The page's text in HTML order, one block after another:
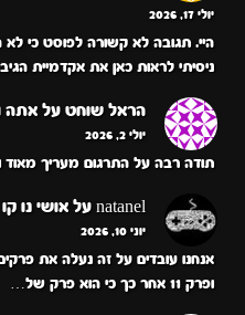
יולי 17, 2026
היי. תגובה לא קשורה לפוסט כי
ניסיתי לראות כאן את אקדמיית
הראל שוחט על אתה
יולי 2, 2026
תודה רבה על התרגום מעריך
natanel על אושי נו קו
יוני 10, 2026
ופרק 11 אחר כך כי הוא פרק של…